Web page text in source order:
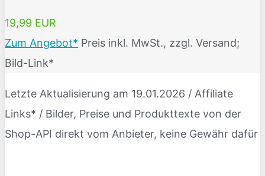
19,99 EUR
Zum Angebot* Preis inkl. MwSt., zzgl. Versand;
Bild-Link*
Letzte Aktualisierung am 19.01.2026 / Affiliate
Links* / Bilder, Preise und Produkttexte von der
Shop-API direkt vom Anbieter, keine Gewähr dafür